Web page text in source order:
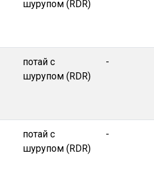
шурупом (RDR)
потай с
шурупом (RDR)
-
потай с
шурупом (RDR)
-